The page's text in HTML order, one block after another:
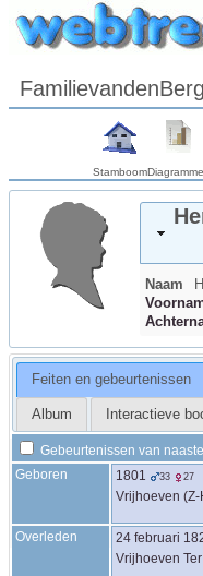
FamilievandenBerg
Stamboom
Naam
Feiten en gebeurtenissen
Album Interactieve
Gebeurtenissen van
Geboren
1801 33 27
Vrijhoeven (Z-
Overleden 24 februari
Vrijhoeven